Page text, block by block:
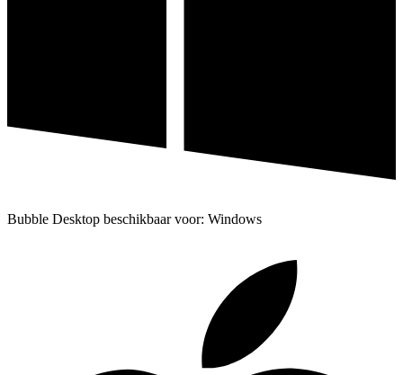
Bubble Desktop beschikbaar voor: Windows